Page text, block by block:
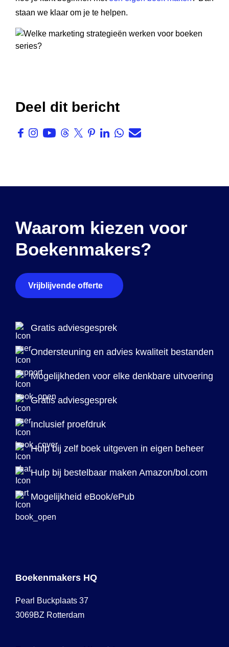
staan we klaar om je te helpen.
Deel dit bericht
Waarom kiezen voor
Boekenmakers?
Vrijblijvende offerte
Gratis adviesgesprek
Ondersteuning en advies kwaliteit bestanden
Mogelijkheden voor elke denkbare uitvoering
Gratis adviesgesprek
Inclusief proefdruk
Hulp bij zelf boek uitgeven in eigen beheer
Hulp bij bestelbaar maken Amazon/bol.com
Mogelijkheid eBook/ePub
Boekenmakers HQ
Pearl Buckplaats 37
3069BZ Rotterdam